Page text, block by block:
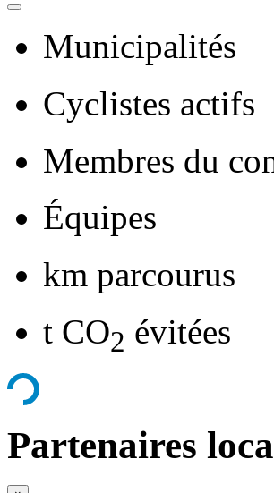
Municipalités
Cyclistes actifs
Membres du
Équipes
km parcourus
t CO2 évitées
Partenaires